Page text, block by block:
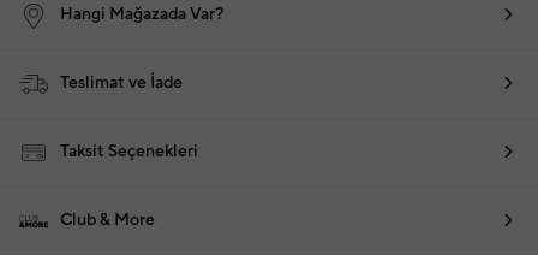
Hangi Mağazada Var?
Teslimat ve İade
Taksit Seçenekleri
Club & More